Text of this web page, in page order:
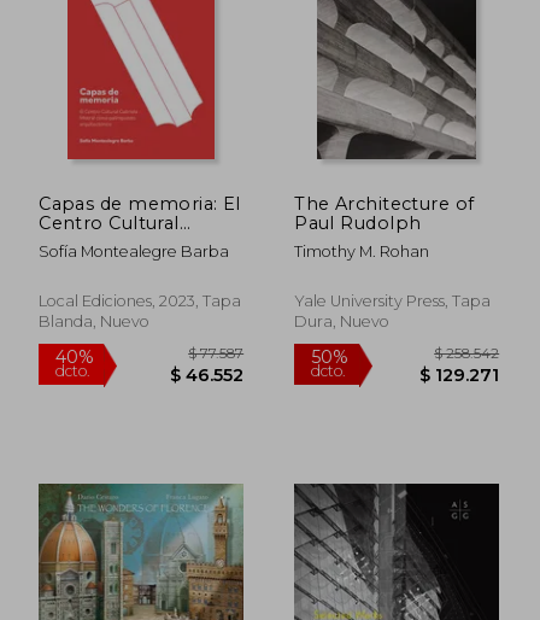
50% $ 212.398 50% $
Capas de memoria: El
Centro Cultural
Gabriela Mistral como
palimpsesto
Sofía Montealegre Barba
Local Ediciones, 2023, Tapa
Blanda, Nuevo
The Architecture of
Paul Rudolph
Timothy M. Rohan
Yale University Press, Tapa
Dura, Nuevo